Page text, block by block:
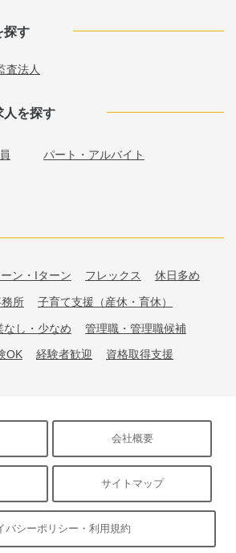
探す
査法人
人を探す
パート・アルバイト
ン・Iターン フレックス 休日多め
所 子育て支援（産休・育休）
なし・少なめ 管理職・管理職候補
OK 経験者歓迎 資格取得支援
会社概要
サイトマップ
バシーポリシー・利用規約